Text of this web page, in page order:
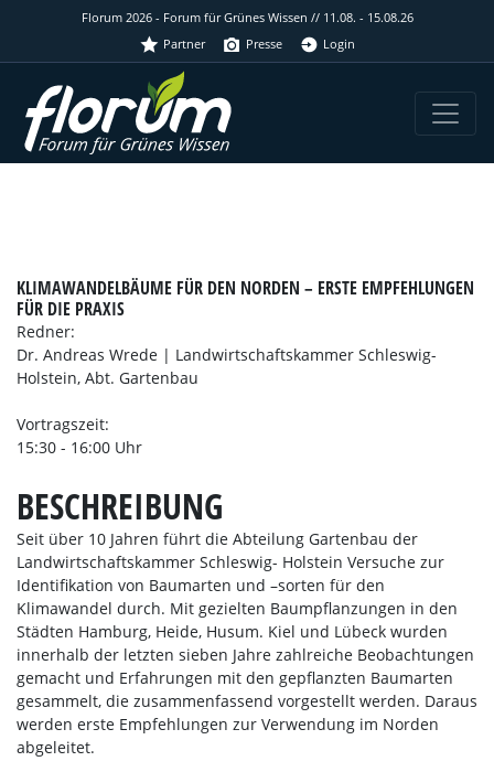
Florum 2026 - Forum für Grünes Wissen // 11.08. - 15.08.26
Partner
Presse Login
KLIMAWANDELBÄUME FÜR DEN NORDEN – ERSTE EMPFEHLUNGEN
FÜR DIE PRAXIS
Redner:
Dr. Andreas Wrede | Landwirtschaftskammer Schleswig-
Holstein, Abt. Gartenbau
Vortragszeit:
15:30 - 16:00 Uhr
BESCHREIBUNG
Seit über 10 Jahren führt die Abteilung Gartenbau der
Landwirtschaftskammer Schleswig- Holstein Versuche zur
Identifikation von Baumarten und –sorten für den
Klimawandel durch. Mit gezielten Baumpflanzungen in den
Städten Hamburg, Heide, Husum. Kiel und Lübeck wurden
innerhalb der letzten sieben Jahre zahlreiche Beobachtungen
gemacht und Erfahrungen mit den gepflanzten Baumarten
gesammelt, die zusammenfassend vorgestellt werden. Daraus
werden erste Empfehlungen zur Verwendung im Norden
abgeleitet.